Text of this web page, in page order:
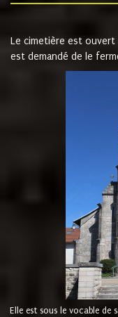
Le cimetière est ouvert
est demandé de le
Elle est sous le vocable de